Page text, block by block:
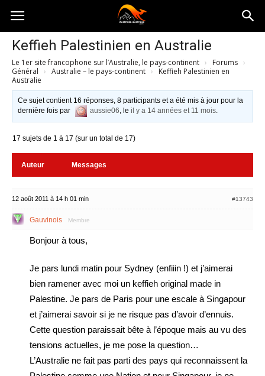
Australia-
australie.com
Keffieh Palestinien en Australie
Le 1er site francophone sur l’Australie, le pays-continent › Forums ›
Général › Australie – le pays-continent ›
Keffieh Palestinien en
Australie
Ce sujet contient 16 réponses, 8 participants et a été mis à jour pour la
dernière fois par
aussie06, leil y a 14 années et 11 mois.
17 sujets de 1 à 17 (sur un total de 17)
Auteur Messages
12 août 2011 à 14 h 01 min #13743
Gauvinois Membre
Bonjour à tous,
Je pars lundi matin pour Sydney (enfiiin !) et j’aimerai
bien ramener avec moi un keffieh original made in
Palestine. Je pars de Paris pour une escale à Singapour
et j’aimerai savoir si je ne risque pas d’avoir d’ennuis.
Cette question paraissait bête à l’époque mais au vu des
tensions actuelles, je me pose la question…
L’Australie ne fait pas parti des pays qui reconnaissent la